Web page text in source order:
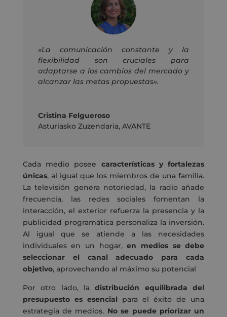
«La comunicación constante y la
flexibilidad son cruciales para
adaptarse a los cambios del mercado y
alcanzar las metas propuestas».
Cristina Felgueroso
Asturiasko Zuzendaria, AVANTE
Cada medio posee
características y fortalezas
únicas, al igual que los miembros de una familia.
La televisión genera notoriedad, la radio añade
frecuencia, las redes sociales fomentan la
interacción, el exterior refuerza la presencia y la
publicidad programática personaliza la inversión.
Al igual que se atiende a las necesidades
individuales en un hogar, en medios se debe
seleccionar el canal adecuado para cada
objetivo, aprovechando al máximo su potencial
Por otro lado, la
distribución equilibrada del
presupuesto es esencial
para el éxito de una
estrategia de medios. No se puede priorizar un